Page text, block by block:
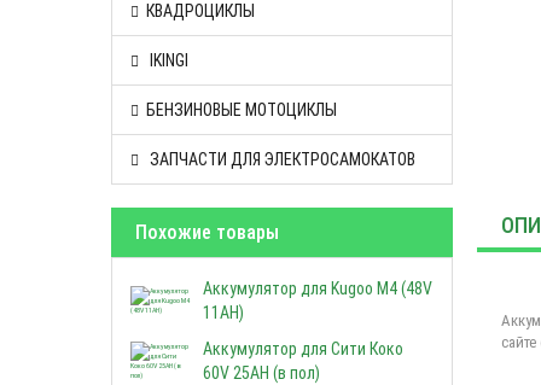
КВАДРОЦИКЛЫ
IKINGI
БЕНЗИНОВЫЕ МОТОЦИКЛЫ
ЗАПЧАСТИ ДЛЯ ЭЛЕКТРОСАМОКАТОВ
Похожие товары
Аккумулятор для Kugoo М4 (48V
11AH)
Аккумулятор для Сити Коко
60V 25AH (в пол)